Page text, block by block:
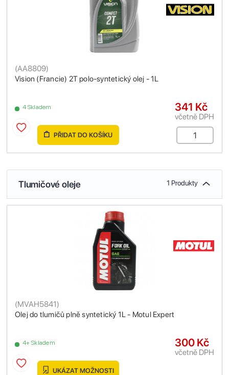
Vision (Francie) 2T polo-syntetický olej - 1L
(AA8809)
4 Skladem 341 Kč
včetně DPH
PŘIDAT DO KOŠÍKU
Tlumičové oleje 1 Produkty
Olej do tlumičů plně syntetický 1L - Motul Expert
(MVAH5841)
4+ Skladem 300 Kč
včetně DPH
UKÁZAT MOŽNOSTI